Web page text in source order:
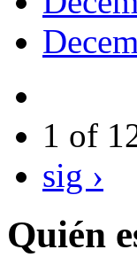
1 of
sig ›
Quién